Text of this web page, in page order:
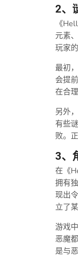
2、
《
元素
玩家
最初
会提
在合
另外
有些
败。
3、
在《
拥有
现出
立了
游戏
恶魔
是与